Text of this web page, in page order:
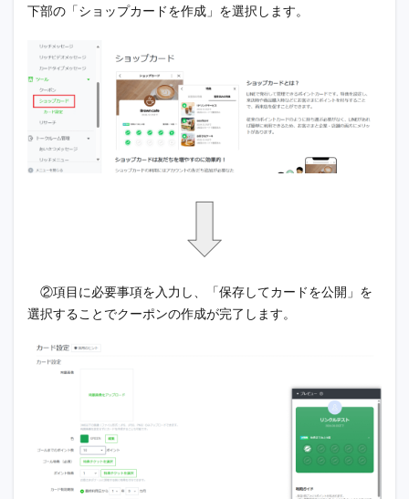
下部の「ショップカードを作成」を選択します。
②項目に必要事項を入力し、「保存してカードを公開」を
選択することでクーポンの作成が完了します。